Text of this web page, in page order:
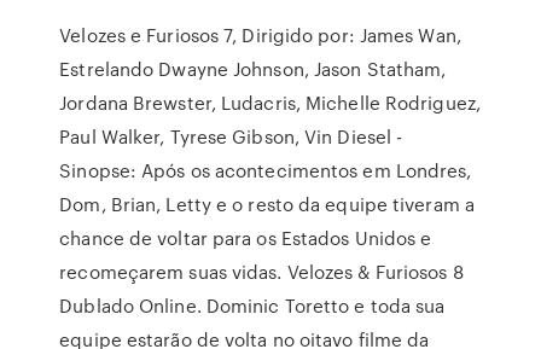
Velozes e Furiosos 7, Dirigido por: James Wan,
Estrelando Dwayne Johnson, Jason Statham,
Jordana Brewster, Ludacris, Michelle Rodriguez,
Paul Walker, Tyrese Gibson, Vin Diesel -
Sinopse: Após os acontecimentos em Londres,
Dom, Brian, Letty e o resto da equipe tiveram a
chance de voltar para os Estados Unidos e
recomeçarem suas vidas. Velozes & Furiosos 8
Dublado Online. Dominic Toretto e toda sua
equipe estarão de volta no oitavo filme da